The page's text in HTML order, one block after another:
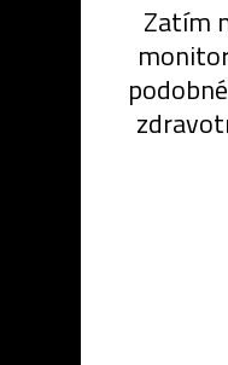
Zatím